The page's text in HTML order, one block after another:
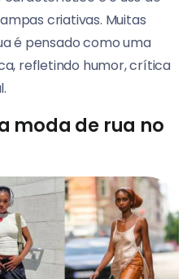
criativas. Muitas
é pensado como uma
refletindo humor, crítica
moda de rua no